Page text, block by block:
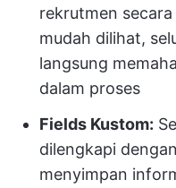
rekrutmen
mudah dilihat,
langsung
dalam proses
Fields Kustom:
dilengkapi
menyimpan